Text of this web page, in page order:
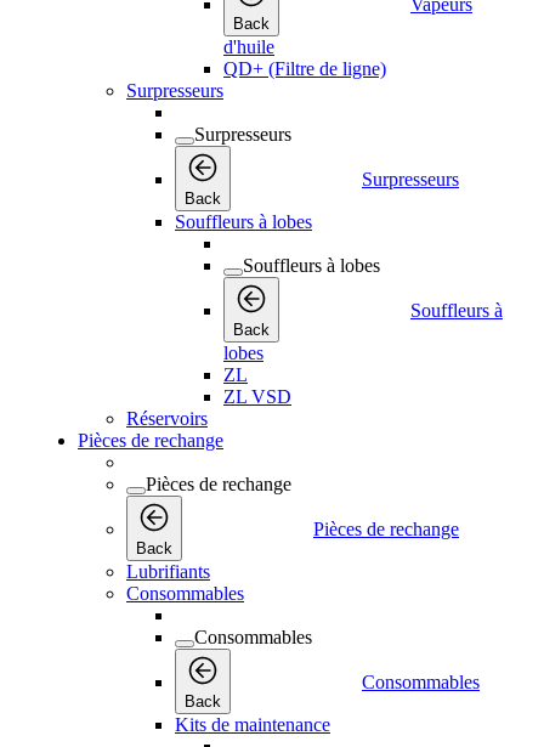
Back
Vapeurs
d'huile
QD+ (Filtre de ligne)
Surpresseurs
Surpresseurs
Back
Surpresseurs
Souffleurs à lobes
Souffleurs à lobes
Back
Souffleurs à
lobes
ZL
ZL VSD
Réservoirs
Pièces de rechange
Pièces de rechange
Back
Pièces de rechange
Lubrifiants
Consommables
Consommables
Back
Consommables
Kits de maintenance